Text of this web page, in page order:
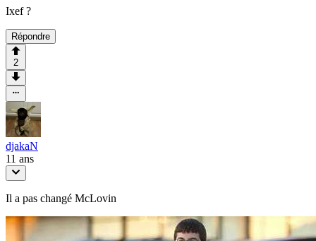
Ixef ?
Répondre
2
djakaN
11 ans
Il a pas changé McLovin